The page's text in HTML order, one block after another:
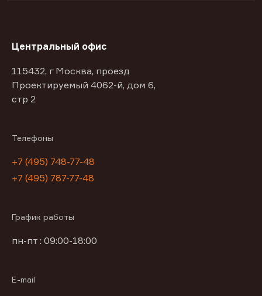
Центральный офис
115432, г Москва, проезд
Проектируемый 4062-й, дом 6,
стр 2
Телефоны
+7 (495) 748-77-48
+7 (495) 787-77-48
График работы
пн-пт : 09:00-18:00
E-mail